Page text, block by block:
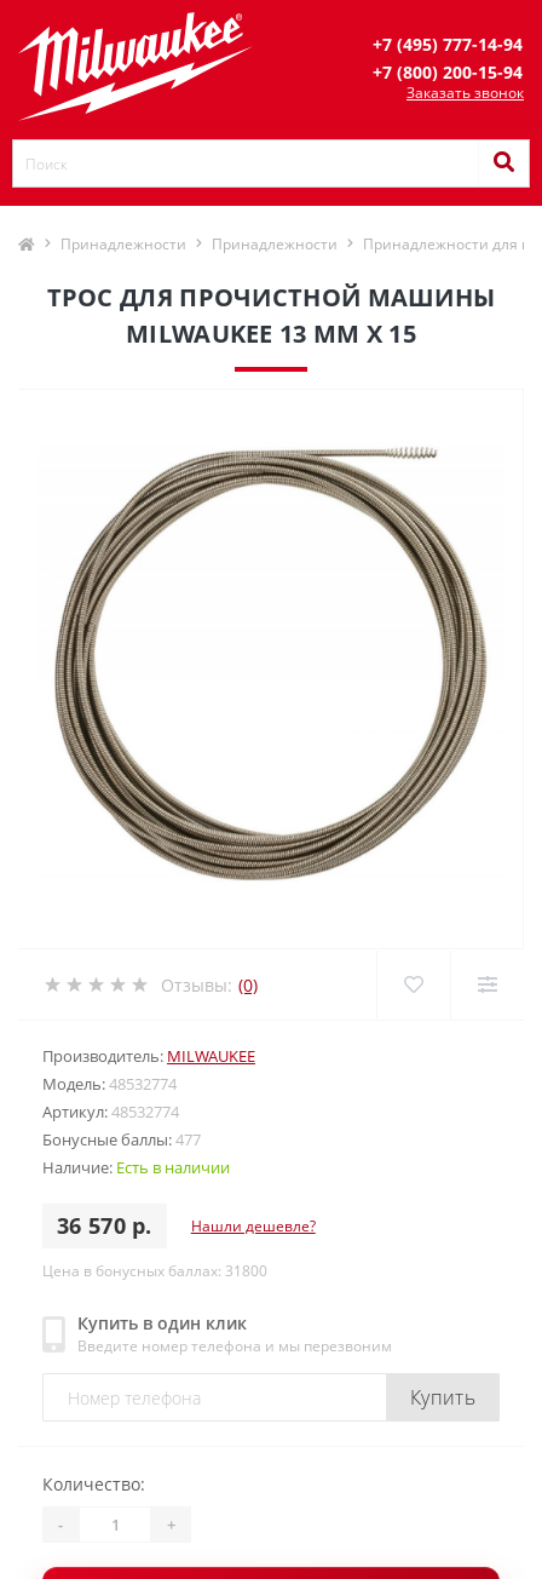
+7 (495) 777-14-94
+7 (800) 200-15-94
Заказать звонок
Принадлежности Принадлежности Принадлежности для
ТРОС ДЛЯ ПРОЧИСТНОЙ МАШИНЫ
MILWAUKEE 13 ММ X 15
Отзывы: (0)
Производитель: MILWAUKEE
Модель:48532774
Артикул:48532774
Бонусные баллы:477
Наличие: Есть в наличии
36 570 р. Нашли дешевле?
Цена в бонусных баллах: 31800
Купить в один клик
Введите номер телефона и мы перезвоним
Купить
Количество:
- +